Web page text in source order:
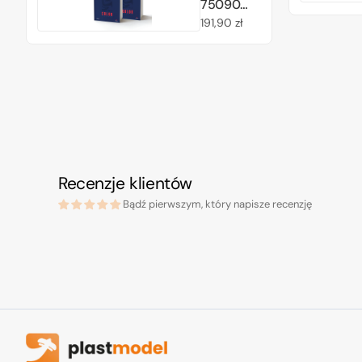
75090
Color BSL
Cena
191,90 zł
Recenzje klientów
Bądź pierwszym, który napisze recenzję